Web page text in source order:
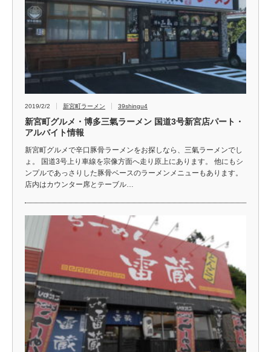
2019/2/2 新宮町ラーメン 39shingu4
新宮町グルメ・博多三氣ラーメン 国道3号新宮店パート・
アルバイト情報
新宮町グルメで辛口豚骨ラーメンをお探しなら、三氣ラーメンでし
ょ。 国道3号上り車線を宗像方面へ走り原上にあります。 他にもシ
ンプルであっさりした豚骨ベースのラーメンメニューもあります。
店内はカウンター席とテーブル…